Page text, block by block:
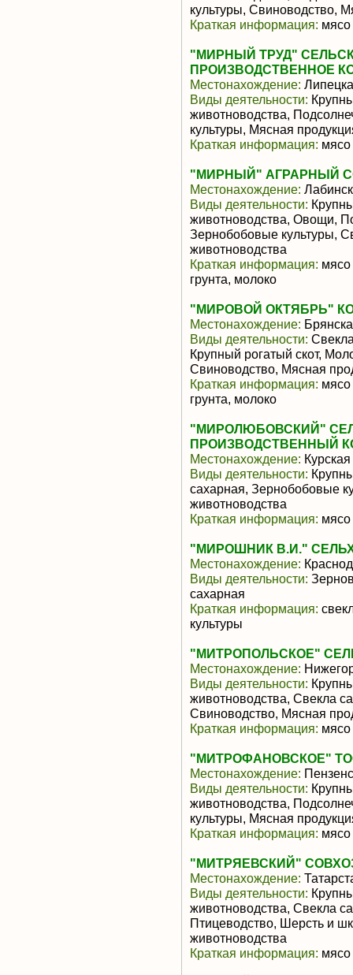
культуры, Свиноводство,
Краткая информация: мясо
"МИРНЫЙ ТРУД"
ПРОИЗВОДСТВЕННОЕ
Местонахождение:
Виды деятельности:
животноводства,
культуры, Мясная
Краткая информация: мясо
"МИРНЫЙ" АГРАРНЫЙ
Местонахождение: Лабинск
Виды деятельности:
животноводства, Овощи,
Зернобобовые культуры,
животноводства
Краткая информация: мясо
грунта, молоко
"МИРОВОЙ ОКТЯБРЬ"
Местонахождение:
Виды деятельности:
Крупный рогатый скот,
Свиноводство, Мясная
Краткая информация: мясо
грунта, молоко
"МИРОЛЮБОВСКИЙ"
ПРОИЗВОДСТВЕННЫЙ
Местонахождение:
Виды деятельности:
сахарная, Зернобобовые
животноводства
Краткая информация: мясо
"МИРОШНИК В.И."
Местонахождение:
Виды деятельности:
сахарная
Краткая информация:
культуры
"МИТРОПОЛЬСКОЕ"
Местонахождение:
Виды деятельности:
животноводства, Свекла
Свиноводство, Мясная
Краткая информация: мясо
"МИТРОФАНОВСКОЕ"
Местонахождение:
Виды деятельности:
животноводства,
культуры, Мясная
Краткая информация: мясо
"МИТРЯЕВСКИЙ"
Местонахождение:
Виды деятельности:
животноводства, Свекла
Птицеводство, Шерсть и
животноводства
Краткая информация: мясо